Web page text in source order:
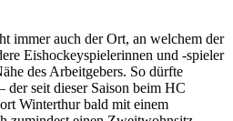
immer auch der Ort, an welchem der
Eishockeyspielerinnen und -spieler
des Arbeitgebers. So dürfte
seit dieser Saison beim HC
Winterthur bald mit einem